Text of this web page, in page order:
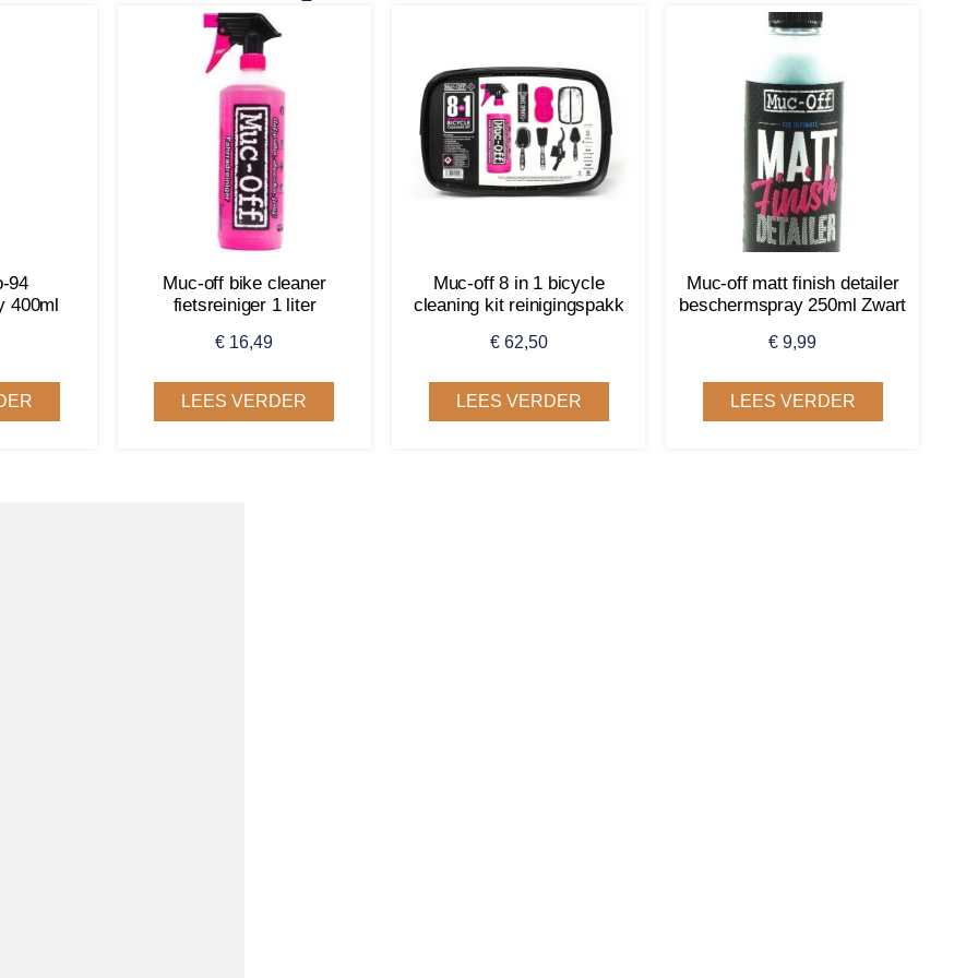
94
400ml
Muc-off bike cleaner
fietsreiniger 1 liter
€ 16,49
LEES VERDER
Muc-off 8 in 1 bicycle
cleaning kit reinigingspakk
€62,50
LEES VERDER
Muc-off matt finish detailer
beschermspray 250ml Zwart
€ 9,99
LEES VERDER